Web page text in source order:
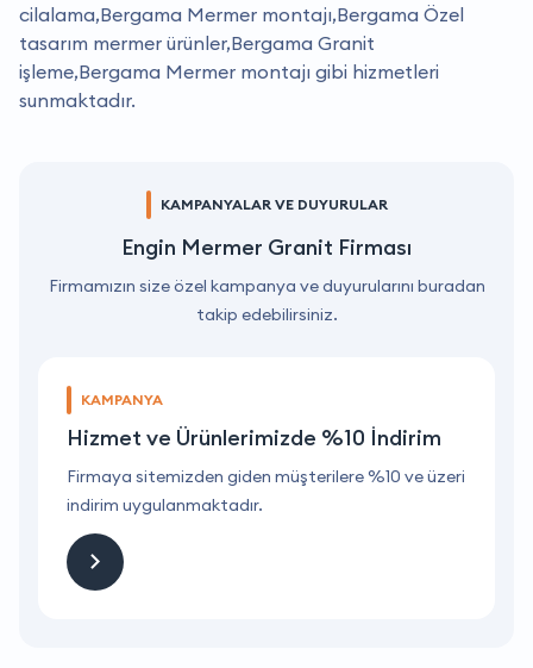
cilalama,Bergama Mermer montajı,Bergama Özel
tasarım mermer ürünler,Bergama Granit
işleme,Bergama Mermer montajı gibi hizmetleri
sunmaktadır.
KAMPANYALAR VE DUYURULAR
Engin Mermer Granit Firması
Firmamızın size özel kampanya ve duyurularını buradan
takip edebilirsiniz.
KAMPANYA
Hizmet ve Ürünlerimizde %10 İndirim
Firmaya sitemizden giden müşterilere %10 ve üzeri
indirim uygulanmaktadır.